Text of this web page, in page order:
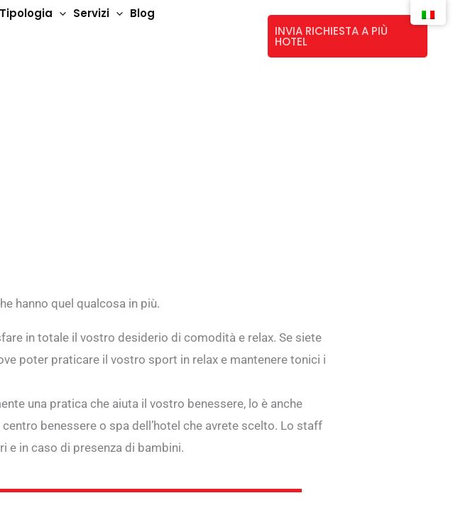
Tipologia Servizi Blog
INVIA RICHIESTA A PIÙ
HOTEL
hanno quel qualcosa in più.
in totale il vostro desiderio di comodità e relax. Se siete
poter praticare il vostro sport in relax e mantenere tonici i
una pratica che aiuta il vostro benessere, lo è anche
benessere o spa dell’hotel che avrete scelto. Lo staff
e in caso di presenza di bambini.